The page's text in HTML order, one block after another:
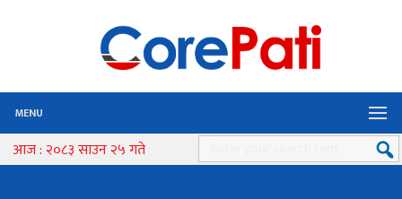
MENU
आज : २०८३ साउन २५ गते